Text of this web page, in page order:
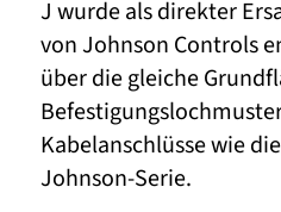
J wurde als direkter
von Johnson Controls
über die gleiche
Kabelanschlüsse wie
Johnson-Serie.